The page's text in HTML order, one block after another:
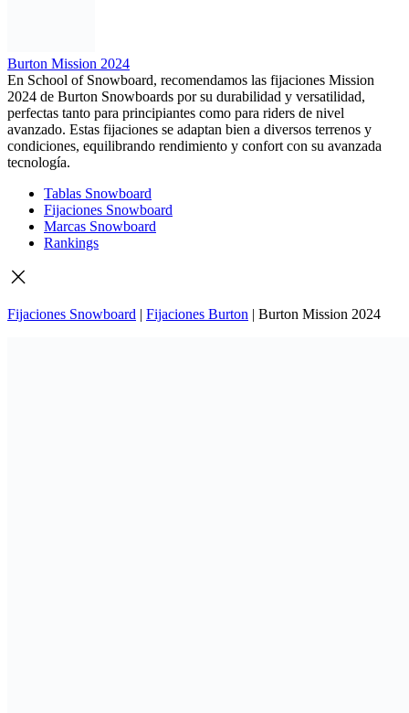
Burton Mission 2024
En School of Snowboard, recomendamos las fijaciones Mission
2024 de Burton Snowboards por su durabilidad y versatilidad,
perfectas tanto para principiantes como para riders de nivel
avanzado. Estas fijaciones se adaptan bien a diversos terrenos y
condiciones, equilibrando rendimiento y confort con su avanzada
tecnología.
Tablas Snowboard
Fijaciones Snowboard
Marcas Snowboard
Rankings
Fijaciones Snowboard | Fijaciones Burton | Burton Mission 2024